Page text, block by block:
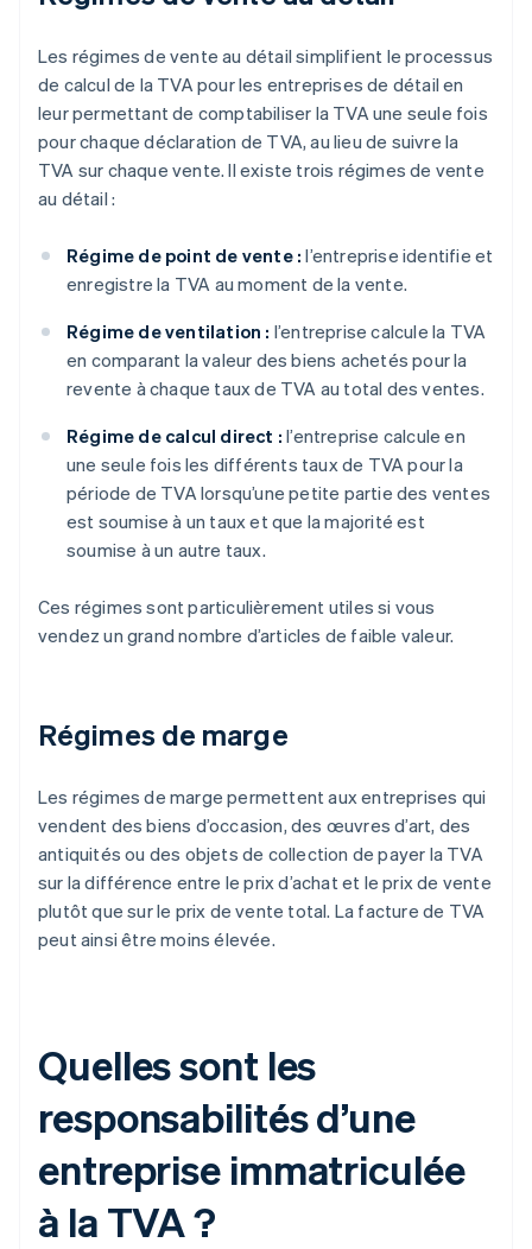
Les régimes de vente au détail simplifient le processus
de calcul de la TVA pour les entreprises de détail en
leur permettant de comptabiliser la TVA une seule fois
pour chaque déclaration de TVA, au lieu de suivre la
TVA sur chaque vente. Il existe trois régimes de vente
au détail :
Régime de point de vente : l’entreprise identifie et
enregistre la TVA au moment de la vente.
Régime de ventilation : l’entreprise calcule la TVA
en comparant la valeur des biens achetés pour la
revente à chaque taux de TVA au total des ventes.
Régime de calcul direct : l’entreprise calcule en
une seule fois les différents taux de TVA pour la
période de TVA lorsqu’une petite partie des ventes
est soumise à un taux et que la majorité est
soumise à un autre taux.
Ces régimes sont particulièrement utiles si vous
vendez un grand nombre d’articles de faible valeur.
Régimes de marge
Les régimes de marge permettent aux entreprises qui
vendent des biens d’occasion, des œuvres d’art, des
antiquités ou des objets de collection de payer la TVA
sur la différence entre le prix d’achat et le prix de vente
plutôt que sur le prix de vente total. La facture de TVA
peut ainsi être moins élevée.
Quelles sont les
responsabilités d’une
entreprise immatriculée
à la TVA ?